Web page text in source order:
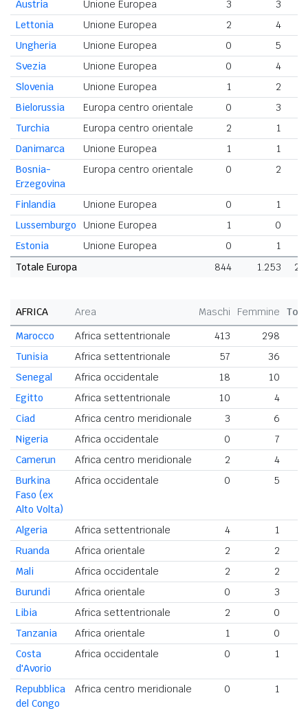
Austria Unione Europea 3
3
Lettonia
Unione Europea 2
4
Ungheria
Unione Europea 0
5
Svezia
Unione Europea 0
4
Slovenia
Unione Europea 1
2
Bielorussia
Europa centro orientale 0
3
Turchia
Europa centro orientale 2
1
Danimarca
Unione Europea 1
1
Bosnia-
Erzegovina
Europa centro orientale 0 2
Finlandia Unione Europea 0
1
Lussemburgo
Unione Europea 1
0
Estonia
Unione Europea 0
1
Totale Europa
844 1.253
AFRICA Area Maschi Femmine
Marocco
Africa settentrionale 413 298
Tunisia
Africa settentrionale 57 36
Senegal
Africa occidentale 18 10
Egitto
Africa settentrionale 10 4
Ciad
Africa centro meridionale 3
6
Nigeria
Africa occidentale 0
7
Camerun
Africa centro meridionale 2
4
Burkina
Faso (ex
Alto Volta)
Africa occidentale 0 5
Algeria Africa settentrionale 4
1
Ruanda
Africa orientale 2
2
Mali
Africa occidentale 2
2
Burundi
Africa orientale 0
3
Libia
Africa settentrionale 2
0
Tanzania
Africa orientale 1
0
Costa
d'Avorio
Africa occidentale 0 1
Repubblica
del Congo
Africa centro meridionale 0 1